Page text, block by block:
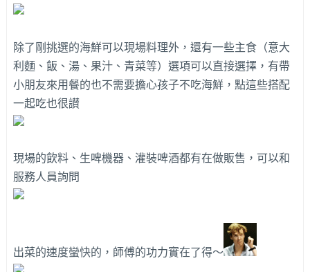
除了剛挑選的海鮮可以現場料理外，還有一些主食（意大
利麵、飯、湯、果汁、青菜等）選項可以直接選擇，有帶
小朋友來用餐的也不需要擔心孩子不吃海鮮，點這些搭配
一起吃也很讃
現場的飲料、生啤機器、灌裝啤酒都有在做販售，可以和
服務人員詢問
出菜的速度蠻快的，師傅的功力實在了得～